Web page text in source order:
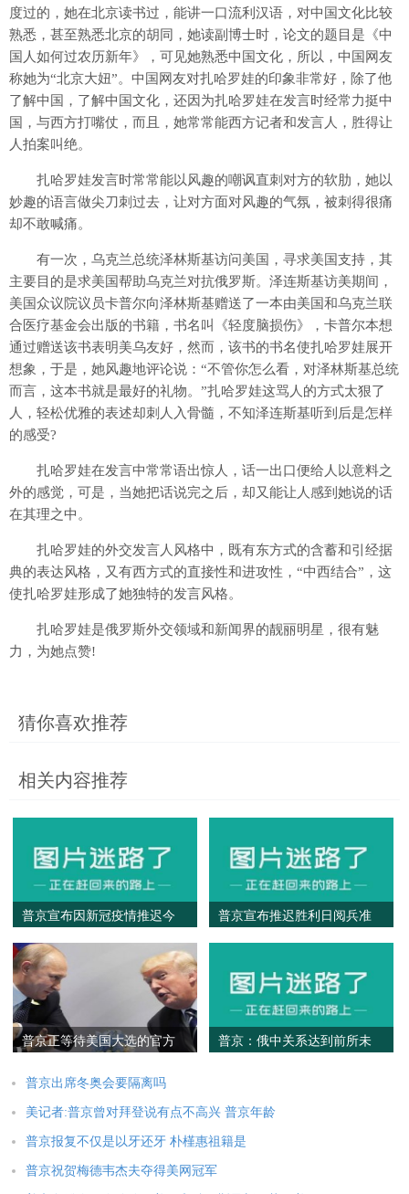
度过的，她在北京读书过，能讲一口流利汉语，对中国文化比较
熟悉，甚至熟悉北京的胡同，她读副博士时，论文的题目是《中
国人如何过农历新年》，可见她熟悉中国文化，所以，中国网友
称她为“北京大妞”。中国网友对扎哈罗娃的印象非常好，除了他
了解中国，了解中国文化，还因为扎哈罗娃在发言时经常力挺中
国，与西方打嘴仗，而且，她常常能西方记者和发言人，胜得让
人拍案叫绝。
扎哈罗娃发言时常常能以风趣的嘲讽直刺对方的软肋，她以
妙趣的语言做尖刀刺过去，让对方面对风趣的气氛，被刺得很痛
却不敢喊痛。
有一次，乌克兰总统泽林斯基访问美国，寻求美国支持，其
主要目的是求美国帮助乌克兰对抗俄罗斯。泽连斯基访美期间，
美国众议院议员卡普尔向泽林斯基赠送了一本由美国和乌克兰联
合医疗基金会出版的书籍，书名叫《轻度脑损伤》，卡普尔本想
通过赠送该书表明美乌友好，然而，该书的书名使扎哈罗娃展开
想象，于是，她风趣地评论说：“不管你怎么看，对泽林斯基总统
而言，这本书就是最好的礼物。”扎哈罗娃这骂人的方式太狠了
人，轻松优雅的表述却刺人入骨髓，不知泽连斯基听到后是怎样
的感受?
扎哈罗娃在发言中常常语出惊人，话一出口便给人以意料之
外的感觉，可是，当她把话说完之后，却又能让人感到她说的话
在其理之中。
扎哈罗娃的外交发言人风格中，既有东方式的含蓄和引经据
典的表达风格，又有西方式的直接性和进攻性，“中西结合”，这
使扎哈罗娃形成了她独特的发言风格。
扎哈罗娃是俄罗斯外交领域和新闻界的靓丽明星，很有魅
力，为她点赞!
猜你喜欢推荐
相关内容推荐
普京宣布因新冠疫情推迟今
普京宣布推迟胜利日阅兵准
普京正等待美国大选的官方
害？距离多远？
普京：俄中关系达到前所未
普京出席冬奥会要隔离吗
美记者:普京曾对拜登说有点不高兴 普京年龄
普京报复不仅是以牙还牙 朴槿惠祖籍是
普京祝贺梅德韦杰夫夺得美网冠军